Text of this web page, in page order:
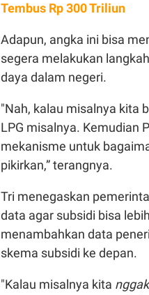
Tembus Rp 300 Triliun
Adapun, angka ini bisa
segera melakukan
daya dalam negeri.
"Nah, kalau misalnya kita
LPG misalnya. Kemudian
mekanisme untuk
pikirkan,” terangnya.
Tri menegaskan
data agar subsidi bisa
menambahkan data
skema subsidi ke depan.
"Kalau misalnya kita nggak